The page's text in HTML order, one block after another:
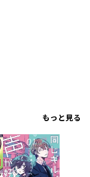
もっと見る